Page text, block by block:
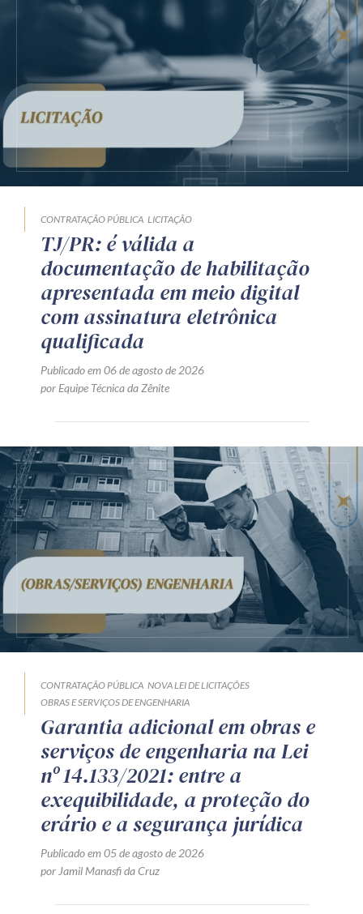
CONTRATAÇÃO PÚBLICA LICITAÇÃO
TJ/PR: é válida a
documentação de habilitação
apresentada em meio digital
com assinatura eletrônica
qualificada
Publicado em 06 de agosto de 2026
por Equipe Técnica da Zênite
CONTRATAÇÃO PÚBLICA NOVA LEI DE LICITAÇÕES
OBRAS E SERVIÇOS DE ENGENHARIA
Garantia adicional em obras e
serviços de engenharia na Lei
nº 14.133/2021: entre a
exequibilidade, a proteção do
erário e a segurança jurídica
Publicado em 05 de agosto de 2026
por Jamil Manasfi da Cruz